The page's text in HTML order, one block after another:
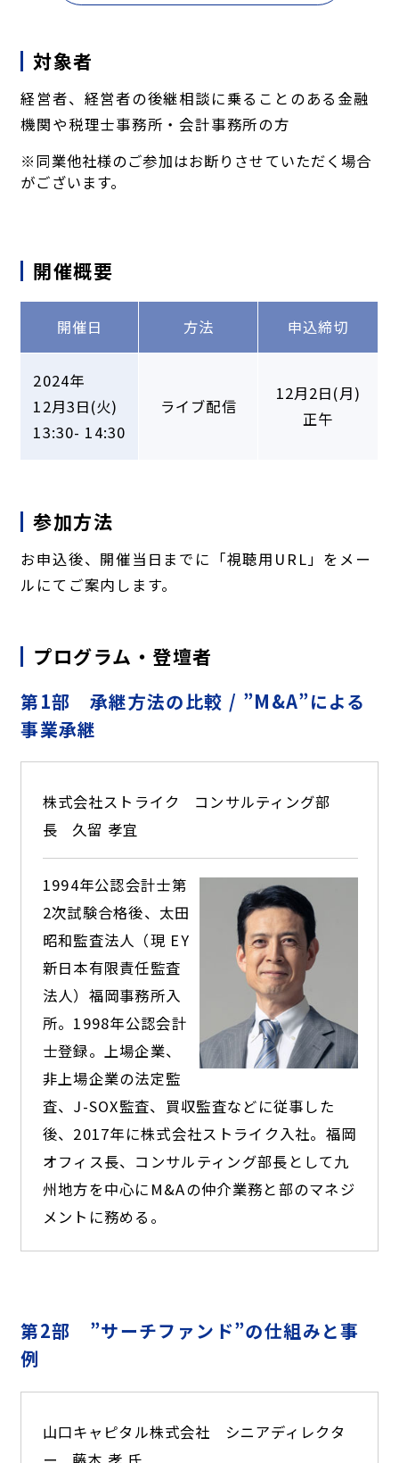
対象者
経営者、経営者の後継相談に乗ることのある金融
機関や税理士事務所・会計事務所の方
※同業他社様のご参加はお断りさせていただく場合
がございます。
開催概要
開催日 方法 申込締切
2024年
12月3日(火)
13:30- 14:30
ライブ配信
12月2日(月)
正午
参加方法
お申込後、開催当日までに「視聴用URL」をメー
ルにてご案内します。
プログラム・登壇者
第1部 承継方法の比較 / ”M&A”による
事業承継
株式会社ストライク
コンサルティング部
長
久留 孝宜
1994年公認会計士第
2次試験合格後、太田
昭和監査法人（現 EY
新日本有限責任監査
法人）福岡事務所入
所。1998年公認会計
士登録。上場企業、
非上場企業の法定監
査、J-SOX監査、買収監査などに従事した
後、2017年に株式会社ストライク入社。福岡
オフィス長、コンサルティング部長として九
州地方を中心にM&Aの仲介業務と部のマネジ
メントに務める。
第2部 ”サーチファンド”の仕組みと事
例
山口キャピタル株式会社
シニアディレクタ